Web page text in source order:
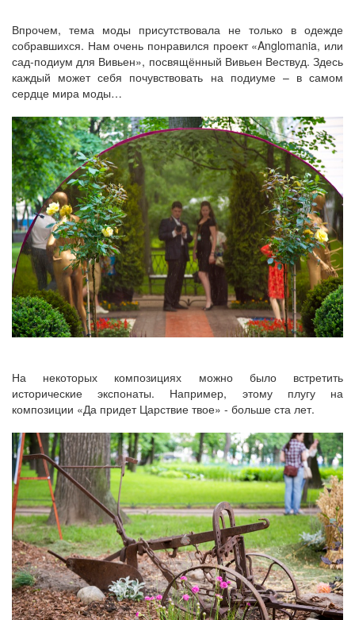
Впрочем, тема моды присутствовала не только в одежде
собравшихся. Нам очень понравился проект «Anglomania, или
сад-подиум для Вивьен», посвящённый Вивьен Вествуд. Здесь
каждый может себя почувствовать на подиуме – в самом
сердце мира моды…
На некоторых композициях можно было встретить
исторические экспонаты. Например, этому плугу на
композиции «Да придет Царствие твое» - больше ста лет.